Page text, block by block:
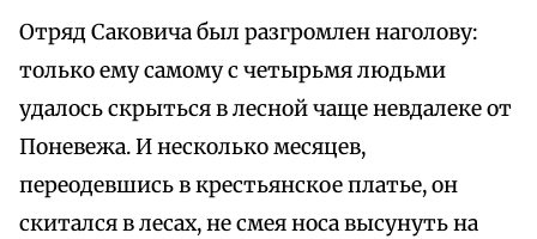
Отряд Саковича был разгромлен наголову:
только ему самому с четырьмя людьми
удалось скрыться в лесной чаще невдалеке от
Поневежа. И несколько месяцев,
переодевшись в крестьянское платье, он
скитался в лесах, не смея носа высунуть на